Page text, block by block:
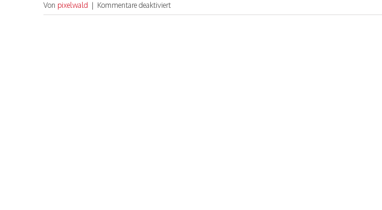
Von pixelwald | Kommentare deaktiviertfür
sample